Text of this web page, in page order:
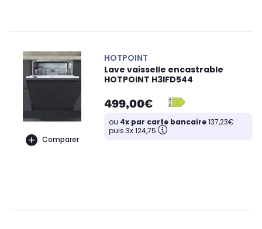
Comparer
HOTPOINT
Lave vaisselle encastrable
HOTPOINT H3IFD544
499,00€
ou 4x par carte bancaire137,23€
puis 3x 124,75